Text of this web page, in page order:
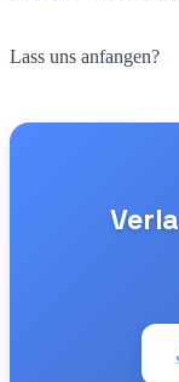
Lass uns anfangen?